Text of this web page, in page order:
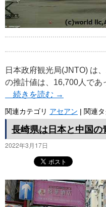
日本政府観光局(JNTO) は
の推計値は、16,700人であ
続きを読む →
関連カテゴリ アセアン | 関連
長崎県は日本と中国
2022年3月17日